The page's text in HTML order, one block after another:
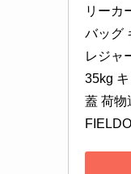
リーカ
バッグ
レジャ
35kg
蓋 荷物